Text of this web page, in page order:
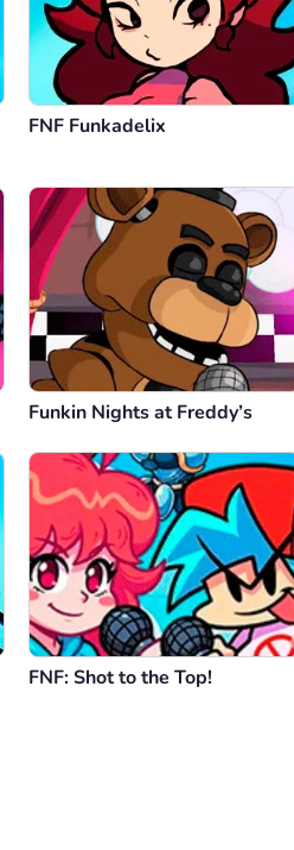
FNF Funkadelix
Funkin Nights at Freddy’s
FNF: Shot to the Top!